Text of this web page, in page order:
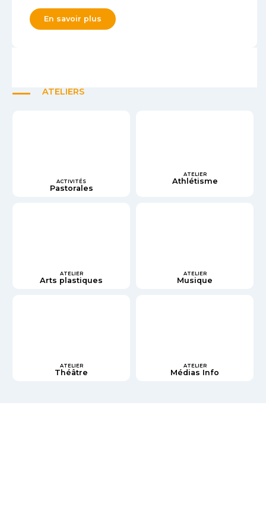
En savoir plus
ATELIERS
ACTIVITÉS
Pastorales
ATELIER
Athlétisme
ATELIER
Arts plastiques
ATELIER
Musique
ATELIER
Théâtre
ATELIER
Médias Info